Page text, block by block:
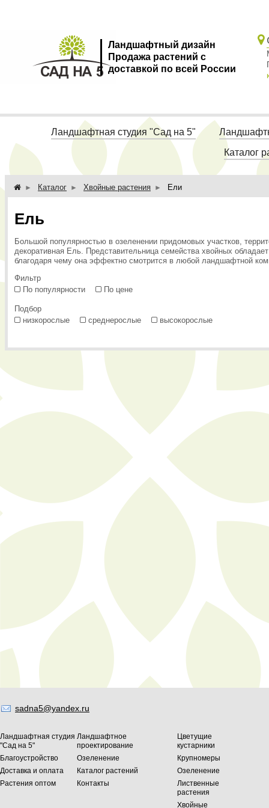
Ландшафтный дизайн
Продажа растений с
доставкой по всей России
Ландшафтная студия "Сад на 5"
Каталог
Каталог Хвойные растения Ели
Ель
Большой популярностью в озеленении придомовых участков,
декоративная Ель. Представительница семейства хвойных
благодаря чему она эффектно смотрится в любой ландшафтной
Фильтр
По популярности
По цене
Подбор
низкорослые
среднерослые высокорослые
sadna5@yandex.ru
Ландшафтная студия
"Сад на 5"
Ландшафтное
проектирование
Благоустройство
Озеленение
Доставка и оплата
Каталог растений
Растения оптом
Контакты
Цветущие
кустарники
Крупномеры
Озеленение
Лиственные
растения
Хвойные